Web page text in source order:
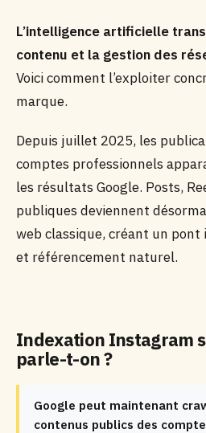
L’intelligence artificielle
contenu et la gestion des
Voici comment l’exploiter
marque.
Depuis juillet 2025, les
comptes professionnels
les résultats Google. Posts,
publiques deviennent
web classique, créant un
et référencement naturel.
Indexation Instagram
parle-t-on ?
Google peut maintenant
contenus publics des